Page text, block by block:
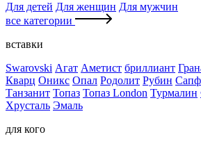
Для детей Для женщин Для мужчин
все категории
вставки
Swarovski Агат Аметист бриллиант
Кварц Оникс Опал Родолит Рубин
Танзанит Топаз Топаз London Турмалин
Хрусталь Эмаль
для кого